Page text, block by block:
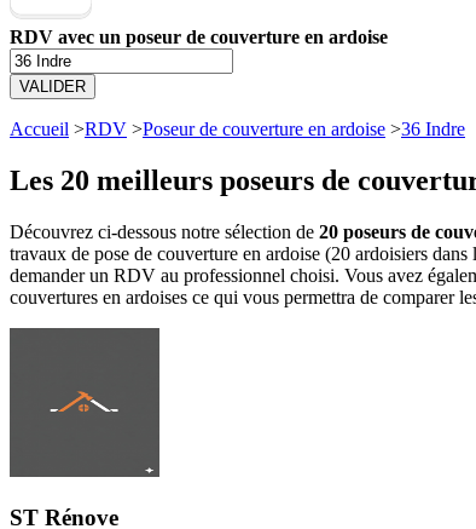
RDV avec un poseur de couverture en ardoise
VALIDER
Accueil >RDV >Poseur de couverture en ardoise >36 Indre
Les 20 meilleurs poseurs de
Découvrez ci-dessous notre sélection de 20 poseurs de
travaux de pose de couverture en ardoise (20 ardoisiers
demander un RDV au professionnel choisi. Vous avez
couvertures en ardoises ce qui vous permettra de comparer
ST Rénove